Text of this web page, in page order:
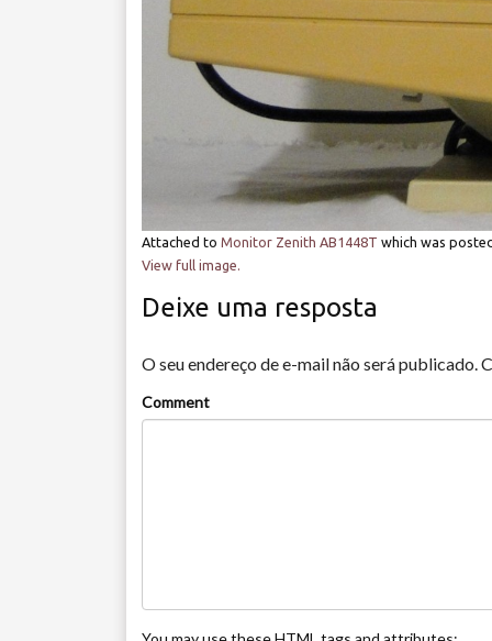
Attached to Monitor Zenith AB1448T which was
View full image.
Deixe uma resposta
O seu endereço de e-mail não será publicado.
Comment